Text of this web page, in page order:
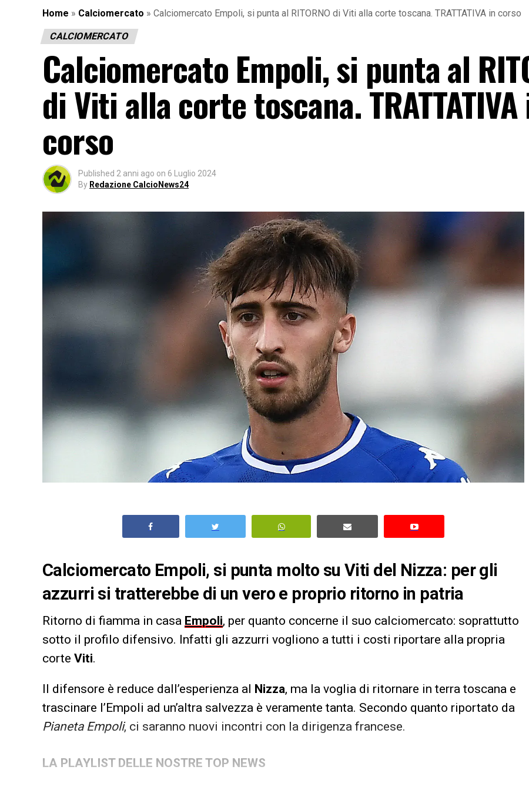
Home » Calciomercato » Calciomercato Empoli, si punta al RITORNO di Viti alla corte toscana. TRATTATIVA in corso
CALCIOMERCATO
Calciomercato Empoli, si punta al
di Viti alla corte toscana.
corso
Published 2 anni ago on 6 Luglio 2024
By Redazione CalcioNews24
Calciomercato Empoli, si punta molto su Viti del Nizza: per gli
azzurri si tratterebbe di un vero e proprio ritorno in patria
Ritorno di fiamma in casa Empoli, per quanto concerne il suo calciomercato: soprattutto
sotto il profilo difensivo. Infatti gli azzurri vogliono a tutti i costi riportare alla propria
corte Viti.
Il difensore è reduce dall’esperienza al Nizza, ma la voglia di ritornare in terra toscana e
trascinare l’Empoli ad un’altra salvezza è veramente tanta. Secondo quanto riportato da
Pianeta Empoli, ci saranno nuovi incontri con la dirigenza francese.
LA PLAYLIST DELLE NOSTRE TOP NEWS